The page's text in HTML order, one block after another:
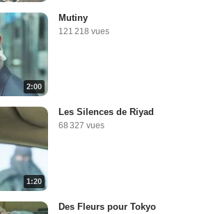
2:00
Mutiny
121 218 vues
1:20
Les Silences de Riyad
68 327 vues
Des Fleurs pour Tokyo